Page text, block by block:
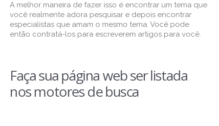
A melhor maneira de fazer isso é encontrar um tema que
você realmente adora pesquisar e depois encontrar
especialistas que amam o mesmo tema. Você pode
então contratá-los para escreverem artigos para você.
Faça sua página web ser listada
nos motores de busca